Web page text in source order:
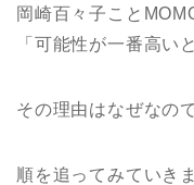
岡崎百々子こと
「可能性が一番高い
その理由はなぜなの
順を追ってみていき